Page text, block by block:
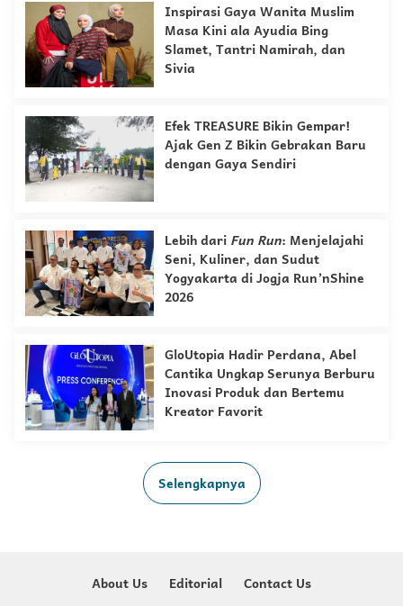
Inspirasi Gaya Wanita Muslim
Masa Kini ala Ayudia Bing
Slamet, Tantri Namirah, dan
Sivia
Efek TREASURE Bikin Gempar!
Ajak Gen Z Bikin Gebrakan Baru
dengan Gaya Sendiri
Lebih dari Fun Run: Menjelajahi
Seni, Kuliner, dan Sudut
Yogyakarta di Jogja Run’nShine
2026
GloUtopia Hadir Perdana, Abel
Cantika Ungkap Serunya Berburu
Inovasi Produk dan Bertemu
Kreator Favorit
Selengkapnya
About Us Editorial Contact Us